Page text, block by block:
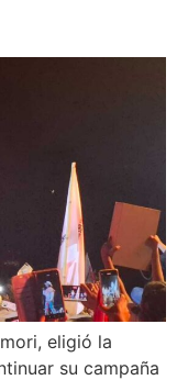
eligió la
su campaña